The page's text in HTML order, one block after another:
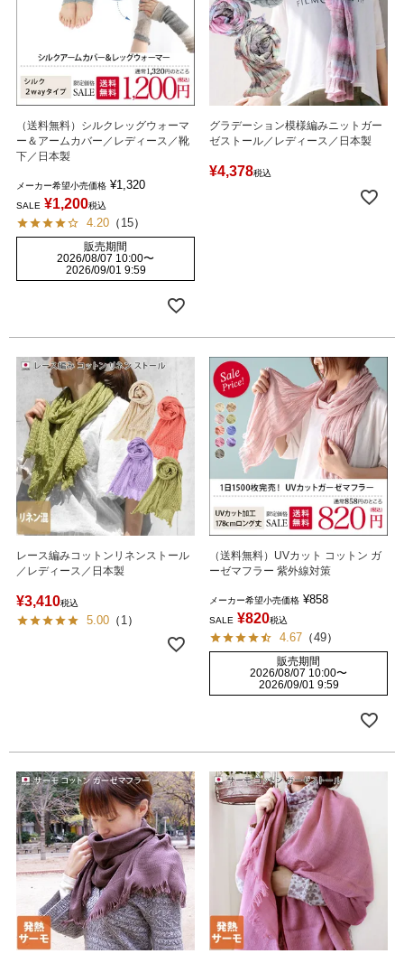
（送料無料）シルクレッグウォーマ
ー＆アームカバー／レディース／靴
下／日本製
メーカー希望小売価格 ¥1,320
SALE ¥1,200税込
4.20 （ 15）
販売期間
2026/08/07 10:00〜
2026/09/01 9:59
グラデーション模様編みニットガー
ゼストール／レディース／日本製
¥4,378税込
レース編みコットンリネンストール
／レディース／日本製
¥3,410税込
5.00 （ 1 ）
（送料無料）UVカット コットン ガ
ーゼマフラー 紫外線対策
メーカー希望小売価格 ¥858
SALE ¥820税込
4.67 （49）
販売期間
2026/08/07 10:00〜
2026/09/01 9:59